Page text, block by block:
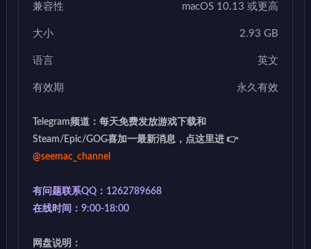
兼容性 macOS 10.13 或更高
大小 2.93 GB
语言 英文
有效期 永久有效
Telegram频道：每天免费发放游戏下载和
Steam/Epic/GOG喜加一最新消息，点这里进 👉
@seemac_channel
有问题联系QQ：1262789668
在线时间：9:00-18:00
网盘说明：